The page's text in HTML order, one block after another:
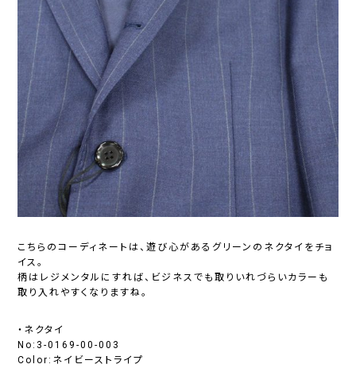
こちらのコーディネートは、遊び心があるグリーンのネクタイをチョ
イス。
柄はレジメンタルにすれば、ビジネスでも取りいれづらいカラーも
取り入れやすくなりますね。
・ネクタイ
No:3-0169-00-003
Color:ネイビーストライプ